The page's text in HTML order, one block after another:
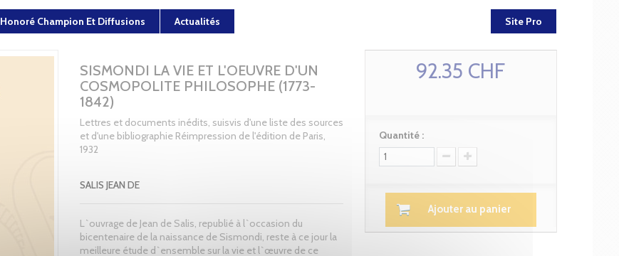
Honoré Champion Et Diffusions Actualités Site Pro
SISMONDI LA VIE ET L'OEUVRE D'UN
COSMOPOLITE PHILOSOPHE (1773-
1842)
Lettres et documents inédits, suisvis d'une liste des sources
et d'une bibliographie Réimpression de l'édition de Paris,
1932
SALIS JEAN DE
L`ouvrage de Jean de Salis, republié à l`occasion du
bicentenaire de la naissance de Sismondi, reste à ce jour la
meilleure étude d`ensemble sur la vie et l`œuvre de ce
92.35 CHF
Quantité :
Ajouter au panier